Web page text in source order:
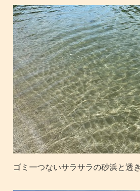
ゴミ一つないサラサラの砂浜と透